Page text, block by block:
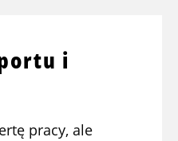
i
pracy, ale